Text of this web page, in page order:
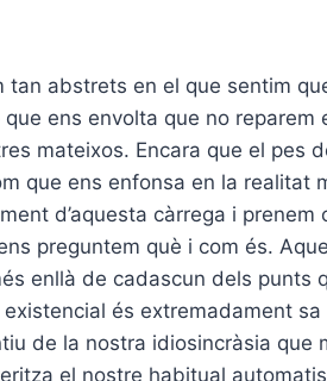
tan abstrets en el que sentim
ens envolta que no
mateixos. Encara que el pes
que ens enfonsa en la realitat
d’aquesta càrrega i
preguntem què i com és.
enllà de cadascun dels punts
és extremadament
de la nostra idiosincràsia que
el nostre habitual